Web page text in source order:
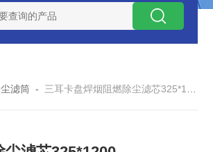
电焊车间 六耳快拆除尘滤筒 环保排放达
滤筒 - 三耳卡盘焊烟阻燃除尘滤芯325*1200